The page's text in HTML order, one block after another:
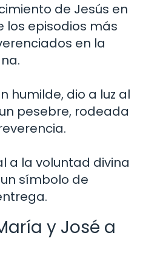
de Jesús en
los episodios más
en la
humilde, dio a luz al
pesebre, rodeada
a la voluntad divina
símbolo de
y José a